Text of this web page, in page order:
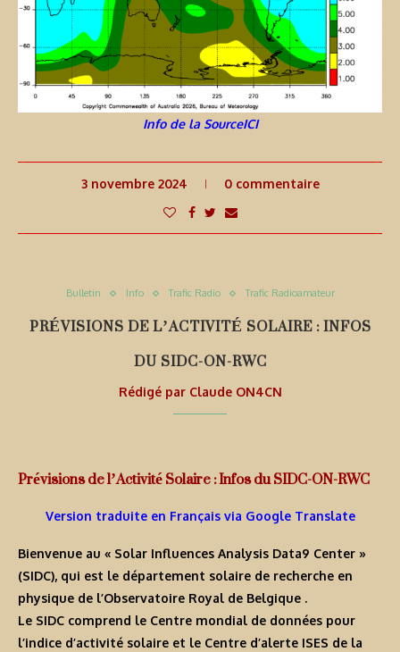
Info de la SourceICI
3 novembre 2024 0 commentaire
Bulletin Info Trafic Radio Trafic Radioamateur
PRÉVISIONS DE L’ACTIVITÉ SOLAIRE : INFOS
DU SIDC-ON-RWC
Rédigé par Claude ON4CN
Prévisions de l’Activité Solaire : Infos du SIDC-ON-RWC
Version traduite en Français via Google Translate
Bienvenue au « Solar Influences Analysis Data9 Center »
(SIDC), qui est le département solaire de recherche en
physique de l’Observatoire Royal de Belgique .
Le SIDC comprend le Centre mondial de données pour
l’indice d’activité solaire et le Centre d’alerte ISES de la